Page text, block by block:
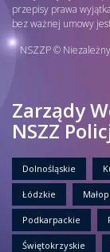
przepisy prawa
bez ważnej umowy
NSZZP ©
Zarządy
NSZZ
Dolnośląskie
Łódzkie
Podkarpackie
Świętokrzyskie